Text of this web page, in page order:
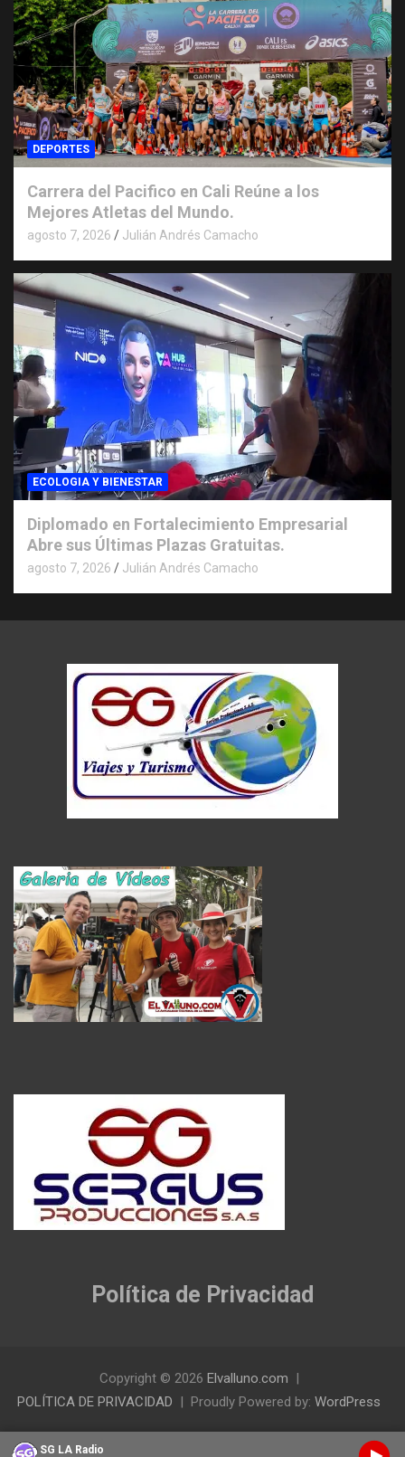
DEPORTES
Carrera del Pacifico en Cali Reúne a los
Mejores Atletas del Mundo.
agosto 7, 2026 Julián Andrés Camacho
ECOLOGIA Y BIENESTAR
Diplomado en Fortalecimiento Empresarial
Abre sus Últimas Plazas Gratuitas.
agosto 7, 2026 Julián Andrés Camacho
Política de Privacidad
Copyright © 2026 Elvalluno.com
POLÍTICA DE PRIVACIDAD
Proudly Powered by: WordPress
SG LA Radio